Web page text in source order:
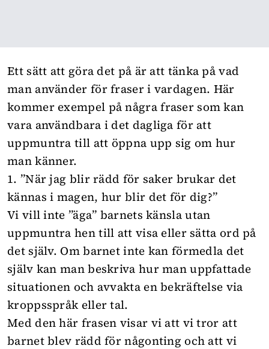
Ett sätt att göra det på är att tänka på vad
man använder för fraser i vardagen. Här
kommer exempel på några fraser som kan
vara användbara i det dagliga för att
uppmuntra till att öppna upp sig om hur
man känner.
1. ”När jag blir rädd för saker brukar det
kännas i magen, hur blir det för dig?”
Vi vill inte ”äga” barnets känsla utan
uppmuntra hen till att visa eller sätta ord på
det själv. Om barnet inte kan förmedla det
själv kan man beskriva hur man uppfattade
situationen och avvakta en bekräftelse via
kroppsspråk eller tal.
Med den här frasen visar vi att vi tror att
barnet blev rädd för någonting och att vi